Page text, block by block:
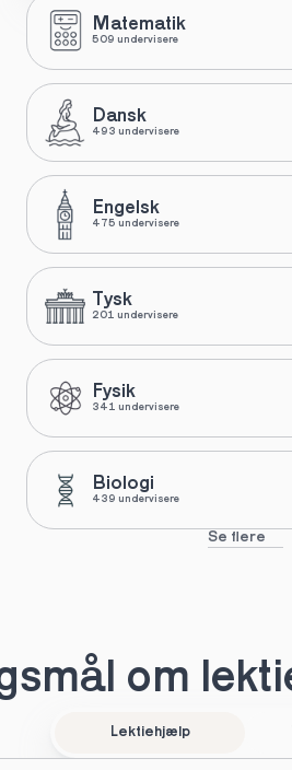
Matematik
509 undervisere
Dansk
493 undervisere
Engelsk
475 undervisere
Tysk
201 undervisere
Fysik
341 undervisere
Biologi
439 undervisere
Se flere
om
Lektiehjælp